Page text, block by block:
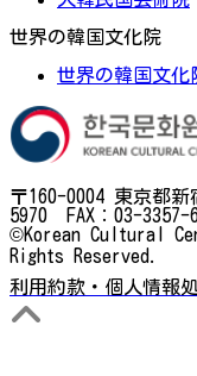
世界の韓国文化院
世界の韓国文化
〒160-0004 東京都
5970 FAX：03-
©Korean Cultural
Rights Reserved.
利用約款・個人情報